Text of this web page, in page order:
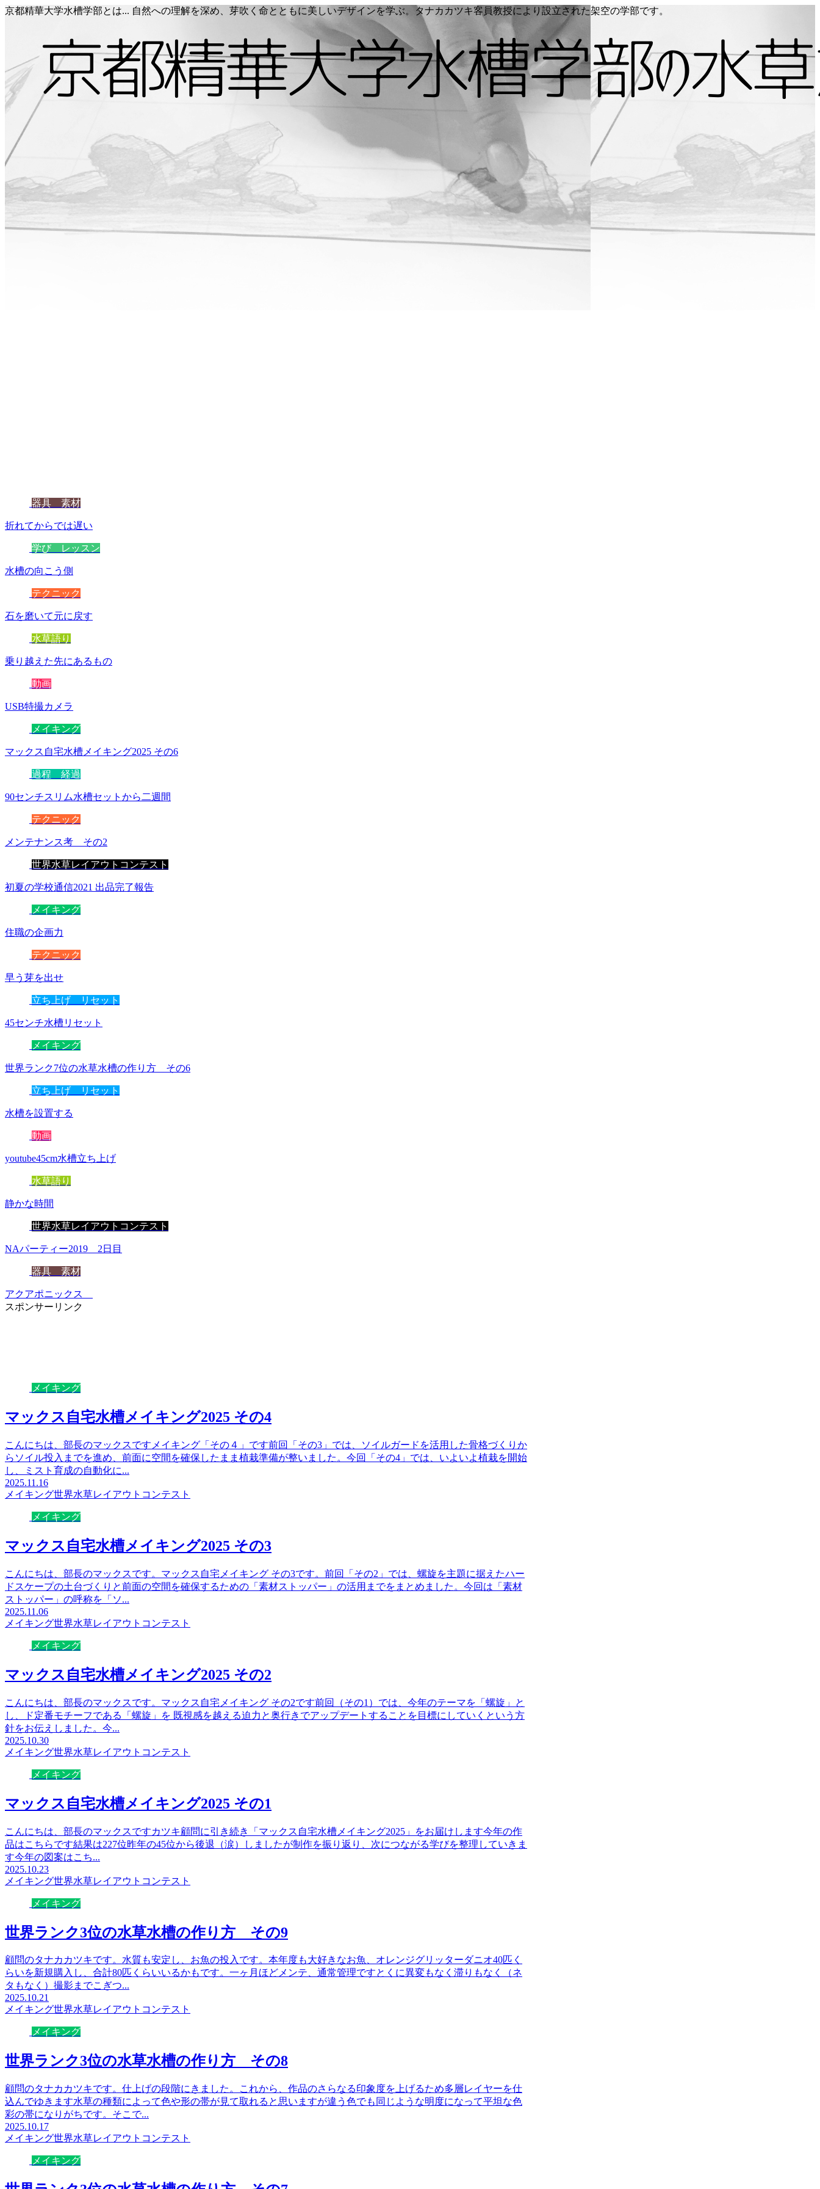
京都精華大学水槽学部とは... 自然への理解を深め、芽吹く命とともに美しいデザインを学ぶ。タナカカツキ客員教授により設立された架空の学部です。
器具 素材
折れてからでは遅い
学び レッスン
水槽の向こう側
テクニック
石を磨いて元に戻す
水草語り
乗り越えた先にあるもの
動画
USB特撮カメラ
メイキング
マックス自宅水槽メイキング2025 その6
過程 経過
90センチスリム水槽セットから二週間
テクニック
メンテナンス考 その2
世界水草レイアウトコンテスト
初夏の学校通信2021 出品完了報告
メイキング
住職の企画力
テクニック
早う芽を出せ
立ち上げ リセット
45センチ水槽リセット
メイキング
世界ランク7位の水草水槽の作り方 その6
立ち上げ リセット
水槽を設置する
動画
youtube45cm水槽立ち上げ
水草語り
静かな時間
世界水草レイアウトコンテスト
NAパーティー2019 2日目
器具 素材
アクアポニックス
スポンサーリンク
メイキング
マックス自宅水槽メイキング2025 その4
こんにちは、部長のマックスですメイキング「その４」です前回「その3」では、ソイルガードを活用した骨格づくりか
らソイル投入までを進め、前面に空間を確保したまま植栽準備が整いました。今回「その4」では、いよいよ植栽を開始
し、ミスト育成の自動化に...
2025.11.16
メイキング世界水草レイアウトコンテスト
メイキング
マックス自宅水槽メイキング2025 その3
こんにちは、部長のマックスです。マックス自宅メイキング その3です。前回「その2」では、螺旋を主題に据えたハー
ドスケープの土台づくりと前面の空間を確保するための「素材ストッパー」の活用までをまとめました。今回は「素材
ストッパー」の呼称を「ソ...
2025.11.06
メイキング世界水草レイアウトコンテスト
メイキング
マックス自宅水槽メイキング2025 その2
こんにちは、部長のマックスです。マックス自宅メイキング その2です前回（その1）では、今年のテーマを「螺旋」と
し、ド定番モチーフである「螺旋」を 既視感を越える迫力と奥行きでアップデートすることを目標にしていくという方
針をお伝えしました。今...
2025.10.30
メイキング世界水草レイアウトコンテスト
メイキング
マックス自宅水槽メイキング2025 その1
こんにちは、部長のマックスですカツキ顧問に引き続き「マックス自宅水槽メイキング2025」をお届けします今年の作
品はこちらです結果は227位昨年の45位から後退（涙）しましたが制作を振り返り、次につながる学びを整理していきま
す今年の図案はこち...
2025.10.23
メイキング世界水草レイアウトコンテスト
メイキング
世界ランク3位の水草水槽の作り方 その9
顧問のタナカカツキです。水質も安定し、お魚の投入です。本年度も大好きなお魚、オレンジグリッターダニオ40匹く
らいを新規購入し、合計80匹くらいいるかもです。一ヶ月ほどメンテ、通常管理ですとくに異変もなく滞りもなく（ネ
タもなく）撮影までこぎつ...
2025.10.21
メイキング世界水草レイアウトコンテスト
メイキング
世界ランク3位の水草水槽の作り方 その8
顧問のタナカカツキです。仕上げの段階にきました。これから、作品のさらなる印象度を上げるため多層レイヤーを仕
込んでゆきます水草の種類によって色や形の帯が見て取れると思いますが違う色でも同じような明度になって平坦な色
彩の帯になりがちです。そこで...
2025.10.17
メイキング世界水草レイアウトコンテスト
メイキング